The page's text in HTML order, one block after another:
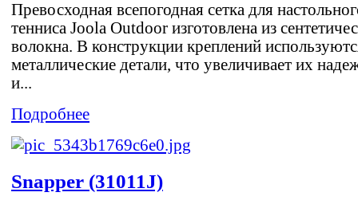
Превосходная всепогодная сетка для
тенниса Joola Outdoor изготовлена из
волокна. В конструкции креплений
металлические детали, что увеличивает их
и...
Подробнее
Snapper (31011J)